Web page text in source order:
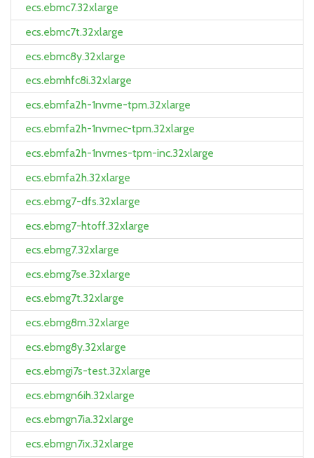
ecs.ebmc7.32xlarge
ecs.ebmc7t.32xlarge
ecs.ebmc8y.32xlarge
ecs.ebmhfc8i.32xlarge
ecs.ebmfa2h-1nvme-tpm.32xlarge
ecs.ebmfa2h-1nvmec-tpm.32xlarge
ecs.ebmfa2h-1nvmes-tpm-inc.32xlarge
ecs.ebmfa2h.32xlarge
ecs.ebmg7-dfs.32xlarge
ecs.ebmg7-htoff.32xlarge
ecs.ebmg7.32xlarge
ecs.ebmg7se.32xlarge
ecs.ebmg7t.32xlarge
ecs.ebmg8m.32xlarge
ecs.ebmg8y.32xlarge
ecs.ebmgi7s-test.32xlarge
ecs.ebmgn6ih.32xlarge
ecs.ebmgn7ia.32xlarge
ecs.ebmgn7ix.32xlarge